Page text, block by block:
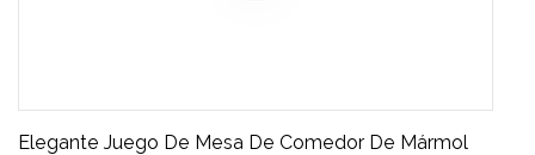
Elegante Juego De Mesa De Comedor De Mármol